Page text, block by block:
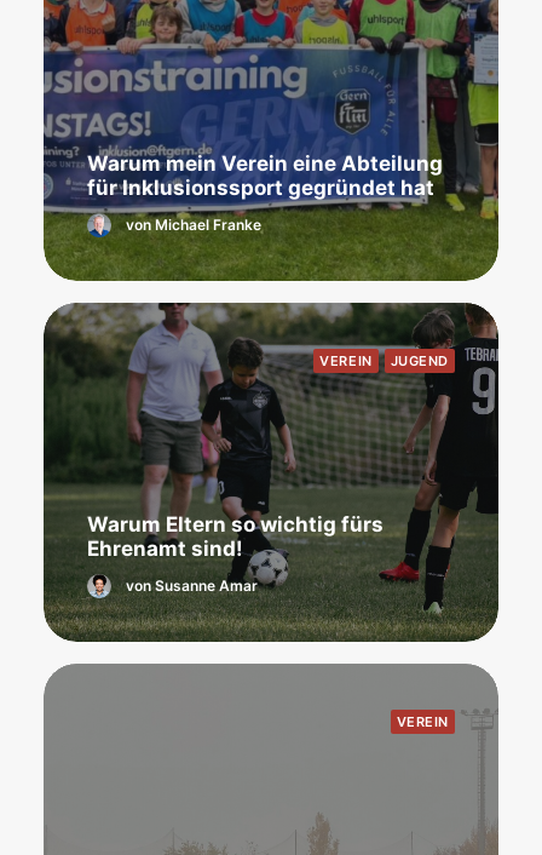
Warum mein Verein eine Abteilung
für Inklusionssport gegründet hat
von Michael Franke
VEREIN JUGEND
Warum Eltern so wichtig fürs
Ehrenamt sind!
von Susanne Amar
VEREIN